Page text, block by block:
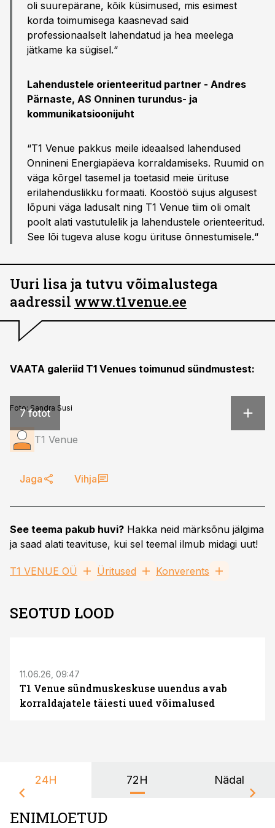
oli suurepärane, kõik küsimused, mis esimest
korda toimumisega kaasnevad said
professionaalselt lahendatud ja hea meelega
jätkame ka sügisel.“
Lahendustele orienteeritud partner - Andres
Pärnaste, AS Onninen turundus- ja
kommunikatsioonijuht
“T1 Venue pakkus meile ideaalsed lahendused
Onnineni Energiapäeva korraldamiseks. Ruumid on
väga kõrgel tasemel ja toetasid meie ürituse
erilahenduslikku formaati. Koostöö sujus algusest
lõpuni väga ladusalt ning T1 Venue tiim oli omalt
poolt alati vastutulelik ja lahendustele orienteeritud.
See lõi tugeva aluse kogu ürituse õnnestumisele.“
Uuri lisa ja tutvu võimalustega
aadressil www.t1venue.ee
VAATA galeriid T1 Venues toimunud sündmustest:
7 fotot
Foto:Sandra Susi
T1 Venue
Jaga Vihja
See teema pakub huvi? Hakka neid märksõnu jälgima
ja saad alati teavituse, kui sel teemal ilmub midagi uut!
T1 VENUE OÜ Üritused Konverents
SEOTUD LOOD
11.06.26, 09:47
T1 Venue sündmuskeskuse uuendus avab
korraldajatele täiesti uued võimalused
24H 72H Nädal
ENIMLOETUD